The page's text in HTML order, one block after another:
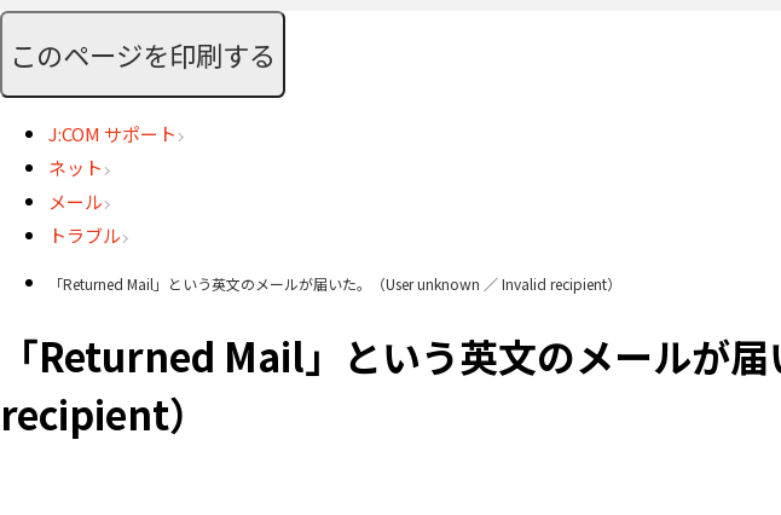
このページを印刷する
J:COM サポート
ネット
メール
トラブル
「Returned Mail」という英文のメールが届いた。（User unknown ／ Invalid recipient）
「Returned Mail」という英文のメールが
recipient）